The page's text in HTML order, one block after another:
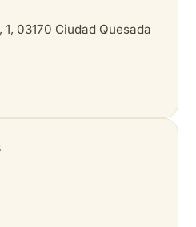
03170 Ciudad Quesada